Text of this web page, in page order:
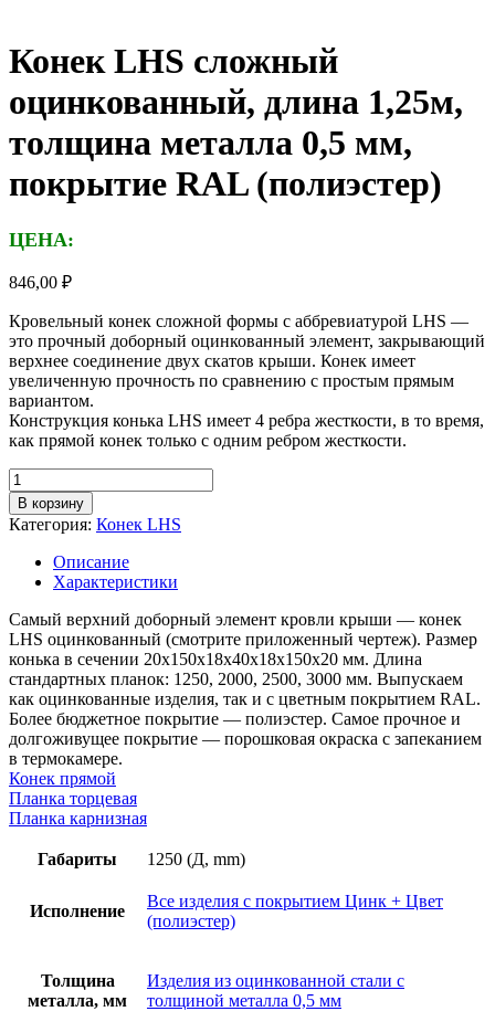
Конек LHS сложный
оцинкованный, длина 1,25м,
толщина металла 0,5 мм,
покрытие RAL (полиэстер)
ЦЕНА:
846,00 ₽
Кровельный конек сложной формы с аббревиатурой LHS —
это прочный доборный оцинкованный элемент, закрывающий
верхнее соединение двух скатов крыши. Конек имеет
увеличенную прочность по сравнению с простым прямым
вариантом.
Конструкция конька LHS имеет 4 ребра жесткости, в то время,
как прямой конек только с одним ребром жесткости.
Количество
товара
Конек
LHS
сложный
оцинкованный,
1,25м,
толщина
металла
0,5
мм,
покрытие
RAL
(полиэстер)
В корзину
Категория: Конек LHS
Описание
Характеристики
Самый верхний доборный элемент кровли крыши — конек
LHS оцинкованный (смотрите приложенный чертеж). Размер
конька в сечении 20х150х18х40х18х150х20 мм. Длина
стандартных планок: 1250, 2000, 2500, 3000 мм. Выпускаем
как оцинкованные изделия, так и с цветным покрытием RAL.
Более бюджетное покрытие — полиэстер. Самое прочное и
долгоживущее покрытие — порошковая окраска с запеканием
в термокамере.
Конек прямой
Планка торцевая
Планка карнизная
Габариты 1250 (Д, mm)
Исполнение
Все изделия с покрытием Цинк + Цвет
(полиэстер)
Толщина
металла, мм
Изделия из оцинкованной стали с
толщиной металла 0,5 мм